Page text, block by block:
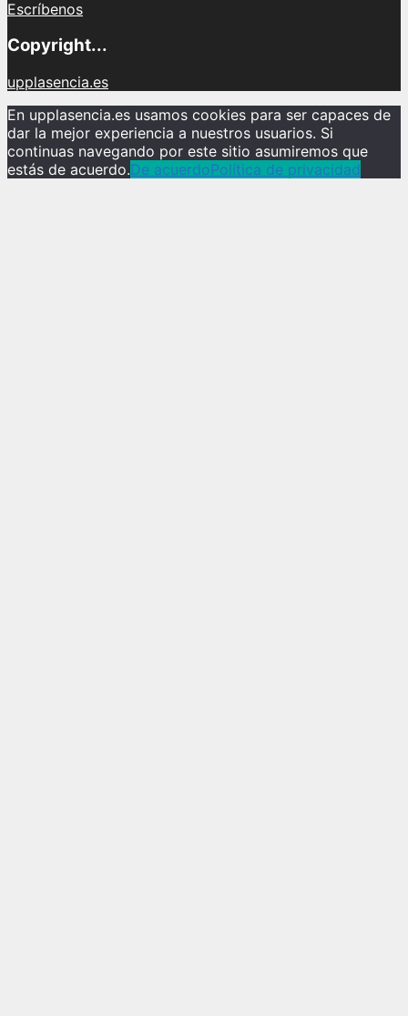
Escríbenos
Copyright...
upplasencia.es
En upplasencia.es usamos cookies para ser capaces de
dar la mejor experiencia a nuestros usuarios. Si
continuas navegando por este sitio asumiremos que
estás de acuerdo.De acuerdoPolítica de privacidad